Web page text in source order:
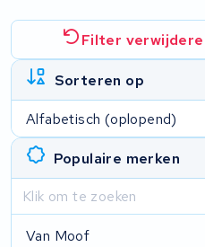
Filter
Sorteren op
Populaire merken
Van Moof